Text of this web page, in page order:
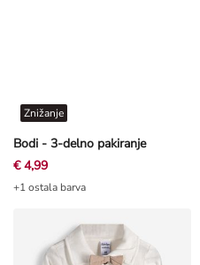
Bodi - 3-delno pakiranje
Znižanje
€ 4,99
+1 ostala barva